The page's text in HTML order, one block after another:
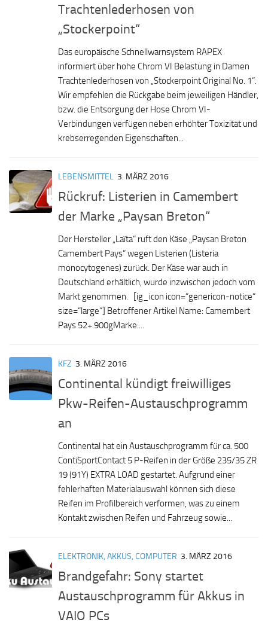
Trachtenlederhosen von
„Stockerpoint“
Das europäische Schnellwarnsystem RAPEX
informiert über hohe Chrom VI Belastung in Damen
Trachtenlederhosen von „Stockerpoint Original No. 1“.
Wir empfehlen die Rückgabe beim jeweiligen Händler,
bzw. die Entsorgung der Hose Chrom VI-
Verbindungen verfügen neben erhöhter Toxizität und
krebserregenden Eigenschaften...
LEBENSMITTEL 3. MÄRZ 2016
Rückruf: Listerien in Camembert
der Marke „Paysan Breton“
Der Hersteller „Laïta“ ruft den Käse „Paysan Breton
Camembert Pays“ wegen Listerien (Listeria
monocytogenes) zurück. Der Käse war auch in
Deutschland erhältlich, wurde inzwischen jedoch vom
Markt genommen. [ig_icon icon=“genericon-notice“
size=“large“] Betroffener Artikel Name: Camembert
Pays 52+ 900gMarke:...
KFZ 3. MÄRZ 2016
Continental kündigt freiwilliges
Pkw-Reifen-Austauschprogramm
an
Continental hat ein Austauschprogramm für ca. 500
ContiSportContact 5 P-Reifen in der Größe 235/35 ZR
19 (91Y) EXTRA LOAD gestartet. Aufgrund einer
fehlerhaften Materialauswahl können sich diese
Reifen im Profilbereich verformen, was zu einem
Kontakt zwischen Reifen und Fahrzeug sowie...
ELEKTRONIK, AKKUS, COMPUTER 3. MÄRZ 2016
Brandgefahr: Sony startet
Austauschprogramm für Akkus in
VAIO PCs